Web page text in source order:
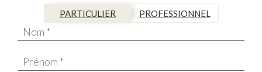
PARTICULIER PROFESSIONNEL